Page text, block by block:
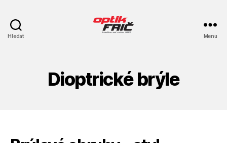
Hledat Menu
Dioptrické brýle